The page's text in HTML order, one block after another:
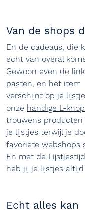
Van de shops
En de cadeaus, die
echt van overal
Gewoon even de
pasten, en het item
verschijnt op je
onze handige L-knop
trouwens producten
je lijstjes terwijl je
favoriete webshops
En met de
heb jij je lijstjes
Echt alles kan